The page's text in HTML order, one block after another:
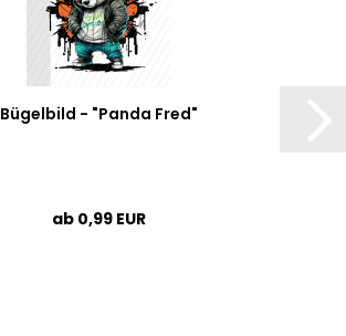
Bügelbild - "Panda Fred"
ab 0,99 EUR